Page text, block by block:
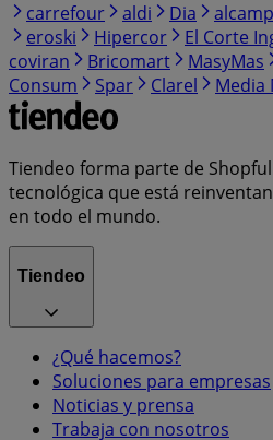
carrefour
aldi Dia
eroski
Hipercor El Corte
coviran
Bricomart MasyMas
Consum
Spar Clarel Media
Tiendeo forma parte de
tecnológica que está
en todo el mundo.
Tiendeo
¿Qué hacemos?
Soluciones para empresas
Noticias y prensa
Trabaja con nosotros